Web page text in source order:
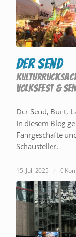
Der Send
VOLKSFEST &
Der Send, Bunt,
In diesem Blog
Fahrgeschäfte
Schausteller.
15. Juli 2025 / 0